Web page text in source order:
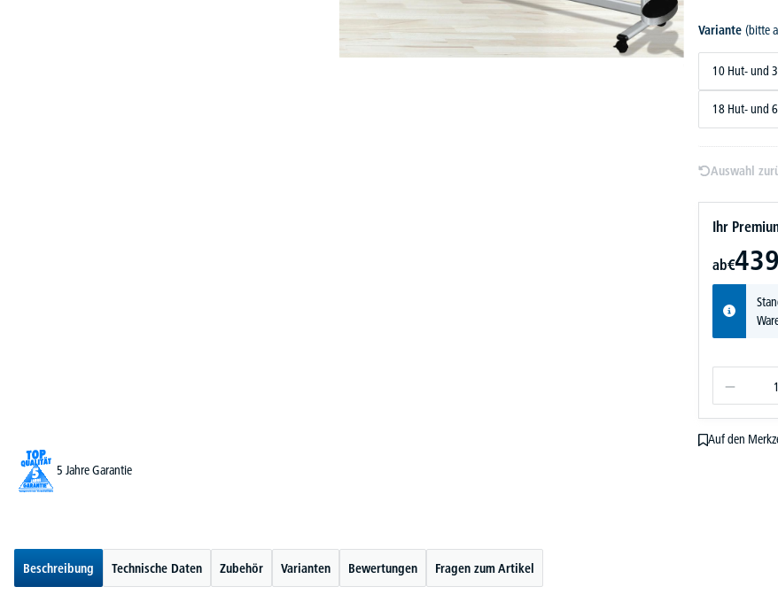
Variante (bitte
10 Hut- und
18 Hut- und
Auswahl
Ihr
ab€
Auf den
5 Jahre Garantie
Beschreibung Technische Daten Zubehör Varianten Bewertungen Fragen zum Artikel